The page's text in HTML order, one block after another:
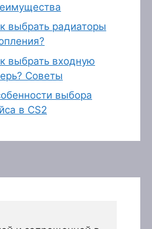
выбрать радиаторы
выбрать входную
Советы
выбора
в CS2